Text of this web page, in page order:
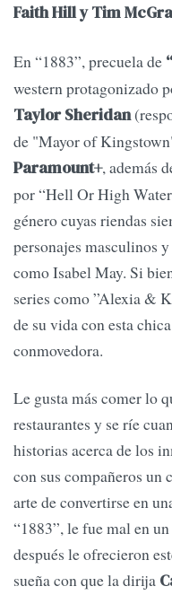
Faith Hill y Tim
En “1883”, precuela de
western protagonizado
Taylor Sheridan
de "Mayor of
Paramount+, además
por “Hell Or High
género cuyas riendas
personajes masculinos
como Isabel May. Si
series como ”Alexia &
de su vida con esta
conmovedora.
Le gusta más comer lo
restaurantes y se ríe
historias acerca de los
con sus compañeros un
arte de convertirse en
“1883”, le fue mal en
después le ofrecieron
sueña con que la dirija